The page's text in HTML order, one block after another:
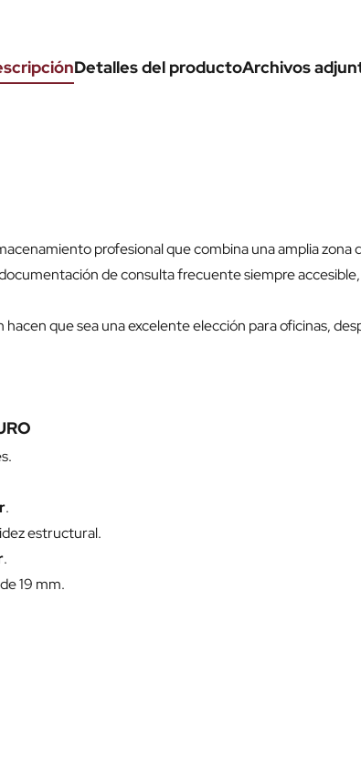
Detalles del productoArchivos
profesional que combina una amplia
de consulta frecuente siempre
que sea una excelente elección para oficinas,
.
estructural.
.
19 mm.